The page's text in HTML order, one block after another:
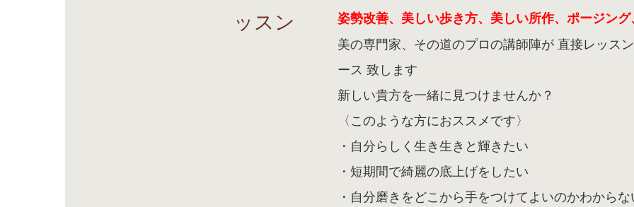
ッスン
姿勢改善、美しい歩き方、美しい所作、ポージン
美の専門家、その道のプロの講師陣が 直接レッス
ース 致します
新しい貴方を一緒に見つけませんか？
〈このような方におススメです〉
・自分らしく生き生きと輝きたい
・短期間で綺麗の底上げをしたい
・自分磨きをどこから手をつけてよいのかわからな